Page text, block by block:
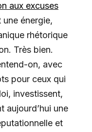
aux excuses
énergie,
rhétorique
Très bien.
on, avec
pour ceux qui
investissent,
aujourd’hui une
et